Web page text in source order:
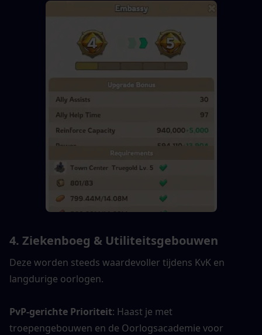
4. Ziekenboeg & Utiliteitsgebouwen
Deze worden steeds waardevoller tijdens KvK en
langdurige oorlogen.
PvP-gerichte Prioriteit: Haast je met
troepengebouwen en de Oorlogsacademie voor